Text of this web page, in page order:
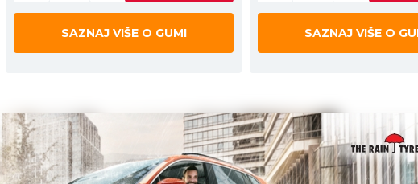
SAZNAJ VIŠE O GUMI SAZNAJ VIŠE O